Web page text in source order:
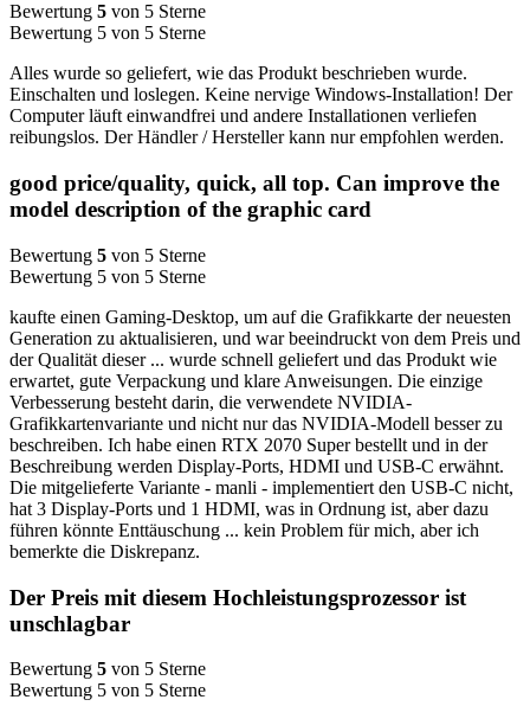
Bewertung 5 von 5 Sterne
Bewertung 5 von 5 Sterne
Alles wurde so geliefert, wie das Produkt beschrieben wurde.
Einschalten und loslegen. Keine nervige Windows-Installation! Der
Computer läuft einwandfrei und andere Installationen verliefen
reibungslos. Der Händler / Hersteller kann nur empfohlen werden.
good price/quality, quick, all top. Can improve the
model description of the graphic card
Bewertung 5 von 5 Sterne
Bewertung 5 von 5 Sterne
kaufte einen Gaming-Desktop, um auf die Grafikkarte der neuesten
Generation zu aktualisieren, und war beeindruckt von dem Preis und
der Qualität dieser ... wurde schnell geliefert und das Produkt wie
erwartet, gute Verpackung und klare Anweisungen. Die einzige
Verbesserung besteht darin, die verwendete NVIDIA-
Grafikkartenvariante und nicht nur das NVIDIA-Modell besser zu
beschreiben. Ich habe einen RTX 2070 Super bestellt und in der
Beschreibung werden Display-Ports, HDMI und USB-C erwähnt.
Die mitgelieferte Variante - manli - implementiert den USB-C nicht,
hat 3 Display-Ports und 1 HDMI, was in Ordnung ist, aber dazu
führen könnte Enttäuschung ... kein Problem für mich, aber ich
bemerkte die Diskrepanz.
Der Preis mit diesem Hochleistungsprozessor ist
unschlagbar
Bewertung 5 von 5 Sterne
Bewertung 5 von 5 Sterne